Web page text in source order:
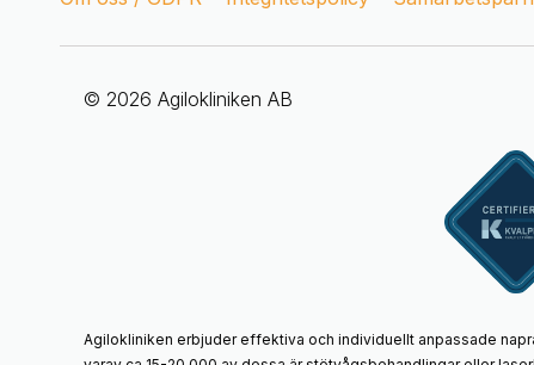
© 2026 Agilokliniken AB
Agilokliniken erbjuder effektiva och individuellt anpassade